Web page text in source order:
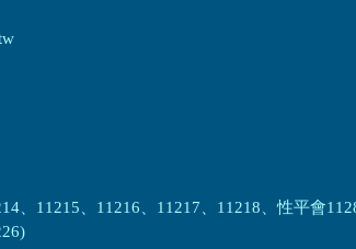
、11215、11216、11217、11218、性平會